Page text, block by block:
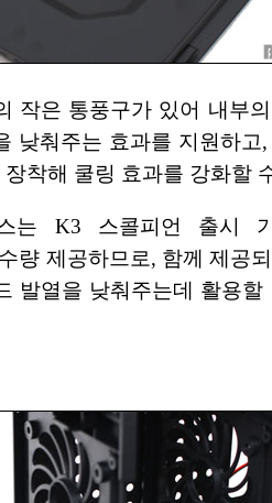
작은 통풍구가 있어 내부
낮춰주는 효과를 지원하고,
착해 쿨링 효과를 강화할
는 K3 스콜피언 출시
량 제공하므로, 함께 제공
발열을 낮춰주는데 활용할